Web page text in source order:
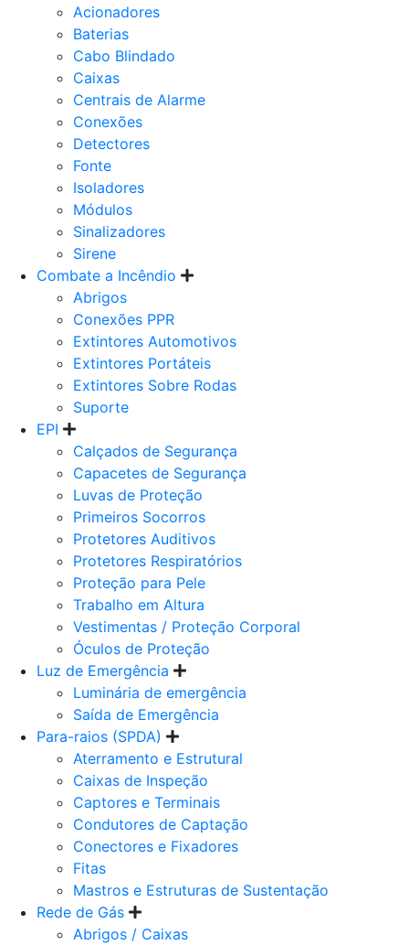
Acionadores
Baterias
Cabo Blindado
Caixas
Centrais de Alarme
Conexões
Detectores
Fonte
Isoladores
Módulos
Sinalizadores
Sirene
Combate a Incêndio
Abrigos
Conexões PPR
Extintores Automotivos
Extintores Portáteis
Extintores Sobre Rodas
Suporte
EPI
Calçados de Segurança
Capacetes de Segurança
Luvas de Proteção
Primeiros Socorros
Protetores Auditivos
Protetores Respiratórios
Proteção para Pele
Trabalho em Altura
Vestimentas / Proteção Corporal
Óculos de Proteção
Luz de Emergência
Luminária de emergência
Saída de Emergência
Para-raios (SPDA)
Aterramento e Estrutural
Caixas de Inspeção
Captores e Terminais
Condutores de Captação
Conectores e Fixadores
Fitas
Mastros e Estruturas de Sustentação
Rede de Gás
Abrigos / Caixas